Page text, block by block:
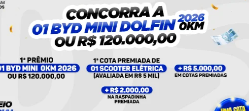
00:34
de Bombeiros e encaminhada ao Hospital Regional
no pé e sua situação é estável.
do veículo envolvido no fato.